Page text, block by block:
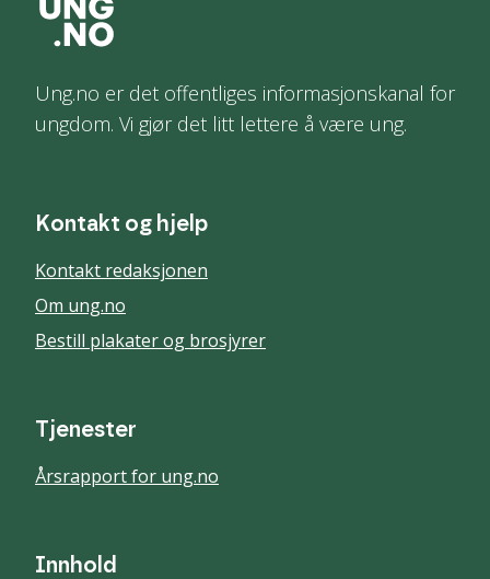
Ung.no er det offentliges informasjonskanal for
ungdom. Vi gjør det litt lettere å være ung.
Kontakt og hjelp
Kontakt redaksjonen
Om ung.no
Bestill plakater og brosjyrer
Tjenester
Årsrapport for ung.no
Innhold